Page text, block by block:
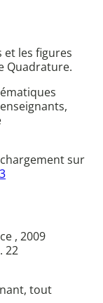
et les figures
Quadrature.
sur
, 2009
22
tout